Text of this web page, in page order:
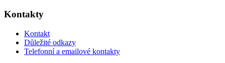
Kontakty
Kontakt
Důležité odkazy
Telefonní a emailové kontakty